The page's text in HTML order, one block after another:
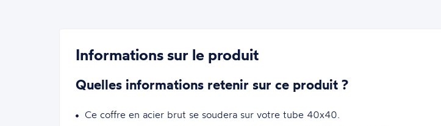
Informations sur le produit
Quelles informations retenir sur ce produit ?
Ce coffre en acier brut se soudera sur votre tube 40x40.